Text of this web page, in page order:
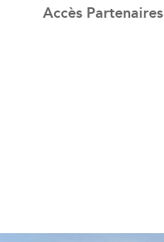
Accès Partenaires